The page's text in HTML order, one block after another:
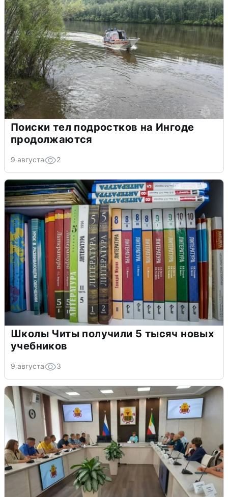
Поиски тел подростков на Ингоде
продолжаются
9 августа 2
Школы Читы получили 5 тысяч новых
учебников
9 августа 3